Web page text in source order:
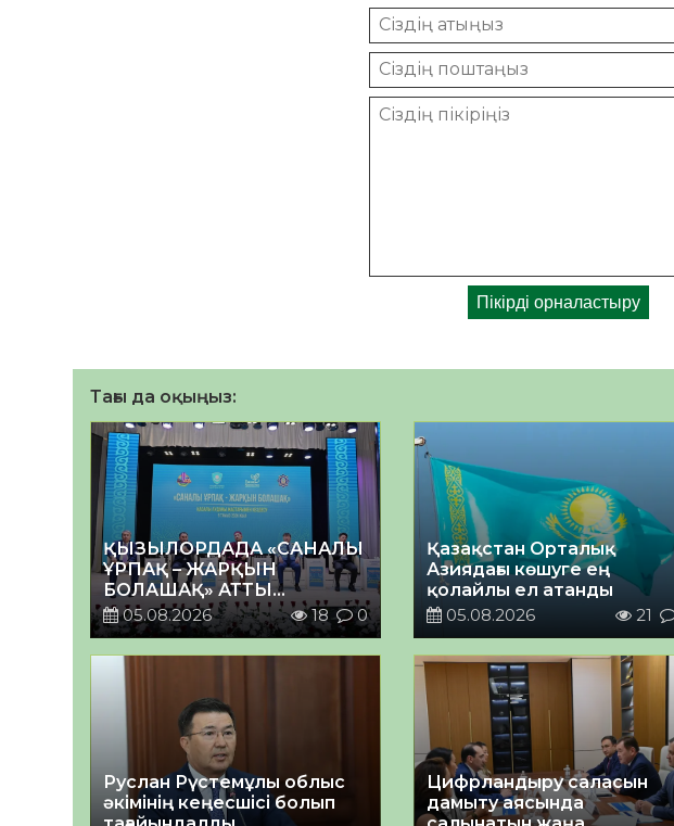
Тағы да оқыңыз:
ҚЫЗЫЛОРДАДА «САНАЛЫ
ҰРПАҚ – ЖАРҚЫН
БОЛАШАҚ» АТТЫ
КЕҢЕЙТІЛГЕН МӘЖІЛІС
ӨТТІ
05.08.2026 18 0
Қазақстан Орталық
Азиядағы көшуге ең
қолайлы ел атанды
05.08.2026
21
Руслан Рүстемұлы облыс
әкімінің кеңесшісі болып
Цифрландыру саласын
дамыту аясында